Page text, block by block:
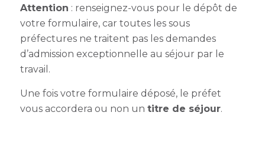
Attention : renseignez-vous pour le dépôt de
votre formulaire, car toutes les sous
préfectures ne traitent pas les demandes
d’admission exceptionnelle au séjour par le
travail.
Une fois votre formulaire déposé, le préfet
vous accordera ou non un titre de séjour.